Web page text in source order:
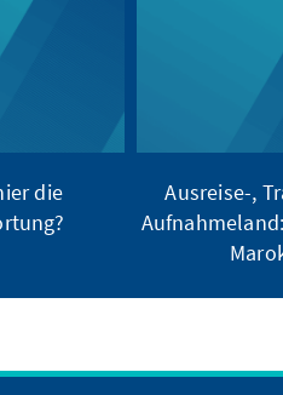
die
Ausreise-,